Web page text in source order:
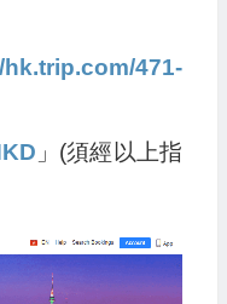
hk.trip.com/471-
」(須經以上指